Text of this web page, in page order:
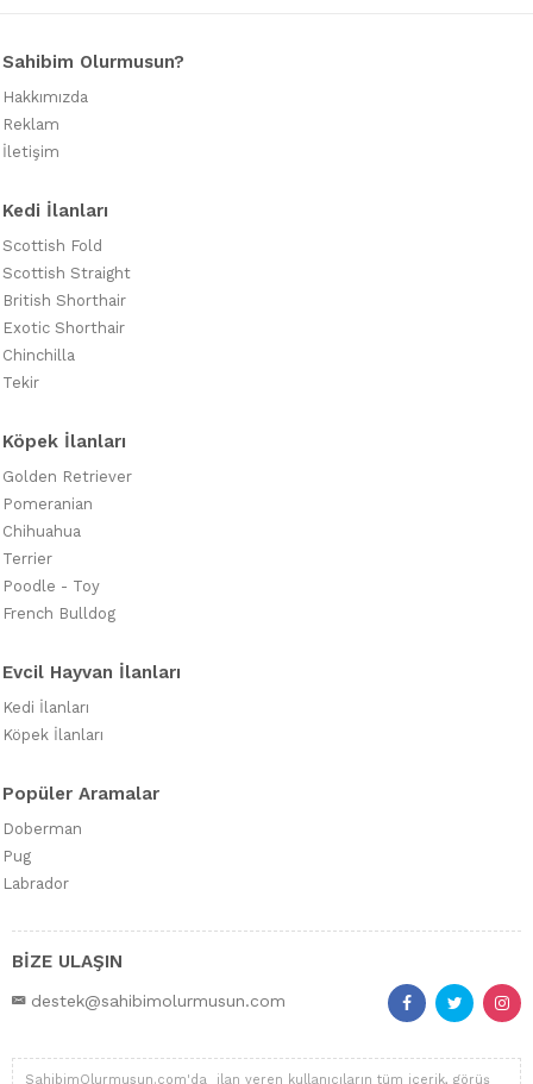
Sahibim Olurmusun?
Hakkımızda
Reklam
İletişim
Kedi İlanları
Scottish Fold
Scottish Straight
British Shorthair
Exotic Shorthair
Chinchilla
Tekir
Köpek İlanları
Golden Retriever
Pomeranian
Chihuahua
Terrier
Poodle - Toy
French Bulldog
Evcil Hayvan İlanları
Kedi İlanları
Köpek İlanları
Popüler Aramalar
Doberman
Pug
Labrador
BİZE ULAŞIN
destek@sahibimolurmusun.com
SahibimOlurmusun.com'da ilan veren kullanıcıların tüm içerik, görüş